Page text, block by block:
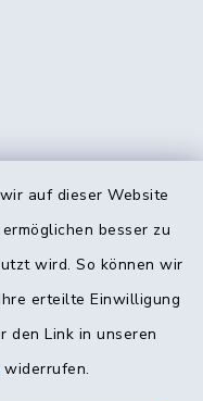
auf dieser Website
besser zu
wird. So können wir
erteilte Einwilligung
den Link in unseren
widerrufen.